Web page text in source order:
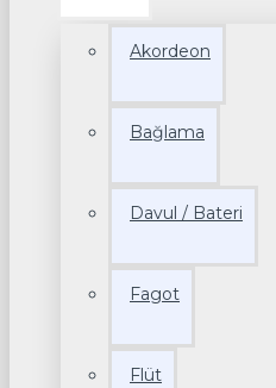
Akordeon
Bağlama
Davul / Bateri
Fagot
Flüt